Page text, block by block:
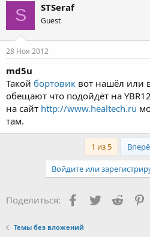
S STSeraf
Guest
28 Ноя 2012
md5u
Такой бортовик вот нашёл или
обещают что подойдёт на
на сайт http://www.healtech.ru
там.
1 из 5
Войдите или
Поделиться: Facebook
TwitterReddit
Темы без вложений